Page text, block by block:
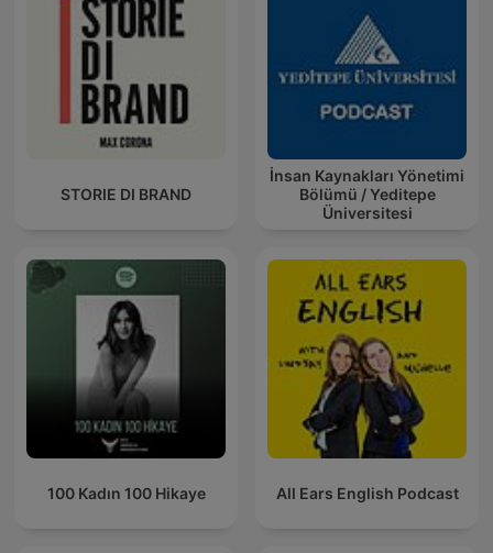
STORIE DI BRAND
İnsan Kaynakları Yönetimi
Bölümü / Yeditepe
Üniversitesi
100 Kadın 100 Hikaye All Ears English Podcast